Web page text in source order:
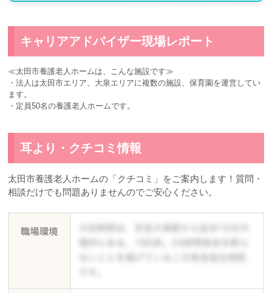
キャリアアドバイザー現場レポート
≪太田市養護老人ホームは、こんな施設です≫
・法人は太田市エリア、大泉エリアに複数の施設、保育園を運営してい
ます。
・定員50名の養護老人ホームです。
耳より・クチコミ情報
太田市養護老人ホームの「クチコミ」をご案内します！質問・
相談だけでも問題ありませんのでご安心ください。